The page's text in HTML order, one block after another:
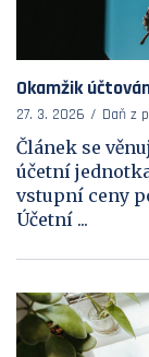
Okamžik
27. 3. 2026 Daň z
Článek se
účetní
vstupní ceny
Účetní ...